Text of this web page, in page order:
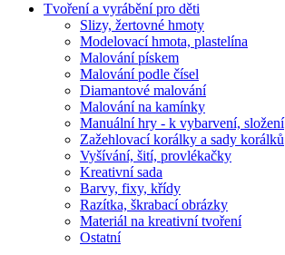
Tvoření a vyrábění pro děti
Slizy, žertovné hmoty
Modelovací hmota, plastelína
Malování pískem
Malování podle čísel
Diamantové malování
Malování na kamínky
Manuální hry - k vybarvení, složení
Zažehlovací korálky a sady korálků
Vyšívání, šití, provlékačky
Kreativní sada
Barvy, fixy, křídy
Razítka, škrabací obrázky
Materiál na kreativní tvoření
Ostatní